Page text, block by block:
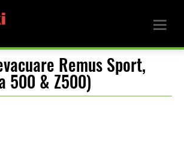
Remus Sport,
500 & Z500)